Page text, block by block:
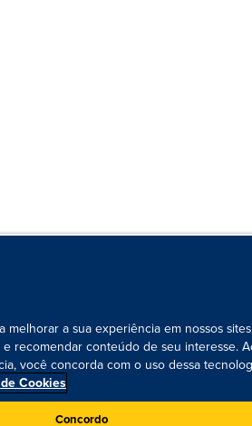
melhorar a sua experiência em nossos
recomendar conteúdo de seu interesse.
você concorda com o uso dessa
Cookies
Concordo